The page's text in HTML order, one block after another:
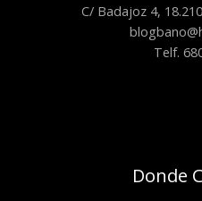
C/ Badajoz 4,
Telf.
Donde